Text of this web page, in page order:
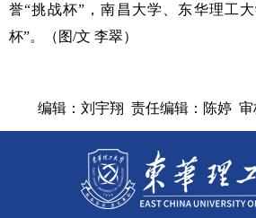
誉“挑战杯”，南昌大学、东华理工
杯”。（图/文 李翠）
编辑：刘宇翔 责任编辑：陈婷 审